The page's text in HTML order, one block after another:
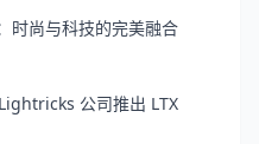
时尚与科技的完美融合
公司推出 LTX